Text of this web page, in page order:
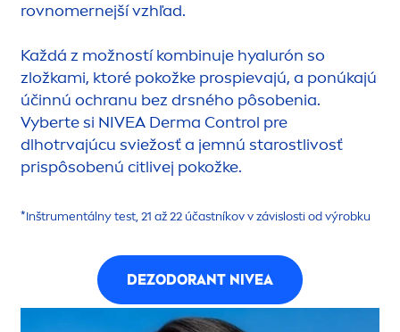
rovnomernejší vzhľad.
Každá z možností kombinuje hyalurón so
zložkami, ktoré pokožke prospievajú, a ponúkajú
účinnú ochranu bez drsného pôsobenia.
Vyberte si NIVEA Derma Control pre
dlhotrvajúcu sviežosť a jemnú starostlivosť
prispôsobenú citlivej pokožke.
*Inštrumentálny test, 21 až 22 účastníkov v závislosti od výrobku
DEZODORANT NIVEA